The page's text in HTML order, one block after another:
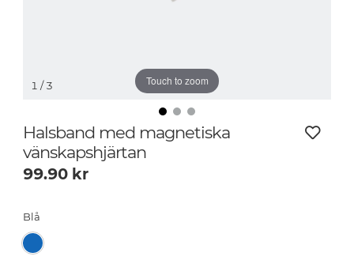
Touch to zoom
1 / 3
Halsband med magnetiska
vänskapshjärtan
99.90 kr
Blå